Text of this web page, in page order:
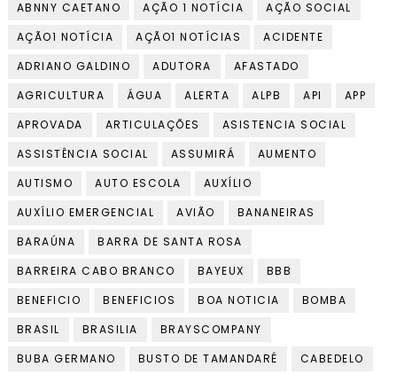
ABNNY CAETANO AÇÃO 1 NOTÍCIA
AÇÃO SOCIAL
AÇÃO1 NOTÍCIA
AÇÃO1 NOTÍCIAS
ACIDENTE
ADRIANO GALDINO
ADUTORA
AFASTADO
AGRICULTURA
ÁGUA ALERTA ALPB API
APP
APROVADA
ARTICULAÇÕES
ASISTENCIA SOCIAL
ASSISTÊNCIA SOCIAL
ASSUMIRÁ
AUMENTO
AUTISMO
AUTO ESCOLA
AUXÍLIO
AUXÍLIO EMERGENCIAL
AVIÃO
BANANEIRAS
BARAÚNA
BARRA DE SANTA ROSA
BARREIRA CABO BRANCO
BAYEUX
BBB
BENEFICIO
BENEFICIOS BOA NOTICIA
BOMBA
BRASIL
BRASILIA
BRAYSCOMPANY
BUBA GERMANO
BUSTO DE TAMANDARÉ
CABEDELO